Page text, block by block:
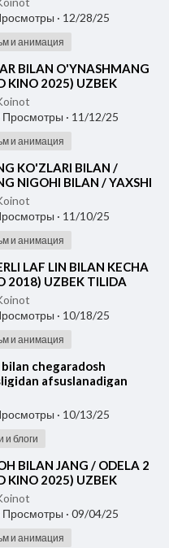
· 12/28/25
и анимация
BILAN O'YNASHMANG
KINO 2025) UZBEK
Просмотры · 11/12/25
и анимация
KO'ZLARI BILAN /
NIGOHI BILAN / YAXSHI
/ YAXSHI KUCHUK
· 11/10/25
и анимация
LAF LIN BILAN KECHA
2018) UZBEK TILIDA
· 10/18/25
и анимация
chegaradosh
afsuslanadigan
davlat shimoliy koreya
· 10/13/25
и блоги
BILAN JANG / ODELA 2
KINO 2025) UZBEK
Просмотры · 09/04/25
и анимация